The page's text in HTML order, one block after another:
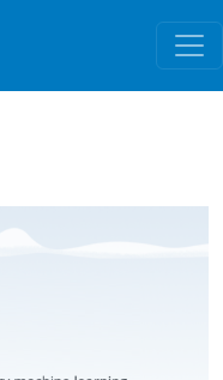
к основному